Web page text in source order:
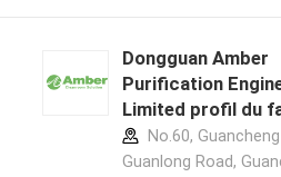
Dongguan Amber
Purification
Limited profil du
No.60,
Guanlong Road,